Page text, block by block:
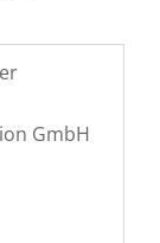
GmbH